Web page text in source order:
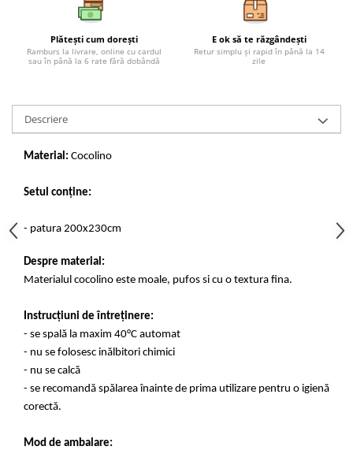
Lenjerii Creponate
Lenjerii pentru PASTE
Set Lenjerie + Draperii Pat Dublu
Plătești cum dorești
Ramburs la livrare, online cu cardul
sau în până la 6 rate fără dobândă
E ok să te răzgândești
Retur simplu și rapid în până la 14
zile
Descriere
Material: Cocolino
Setul conține:
- patura 200x230cm
Despre material:
Materialul cocolino este moale, pufos si cu o textura fina.
Instrucțiuni de întreținere:
- se spală la maxim 40°C automat
- nu se folosesc inălbitori chimici
- nu se calcă
- se recomandă spălarea înainte de prima utilizare pentru o igienă
corectă.
Mod de ambalare: